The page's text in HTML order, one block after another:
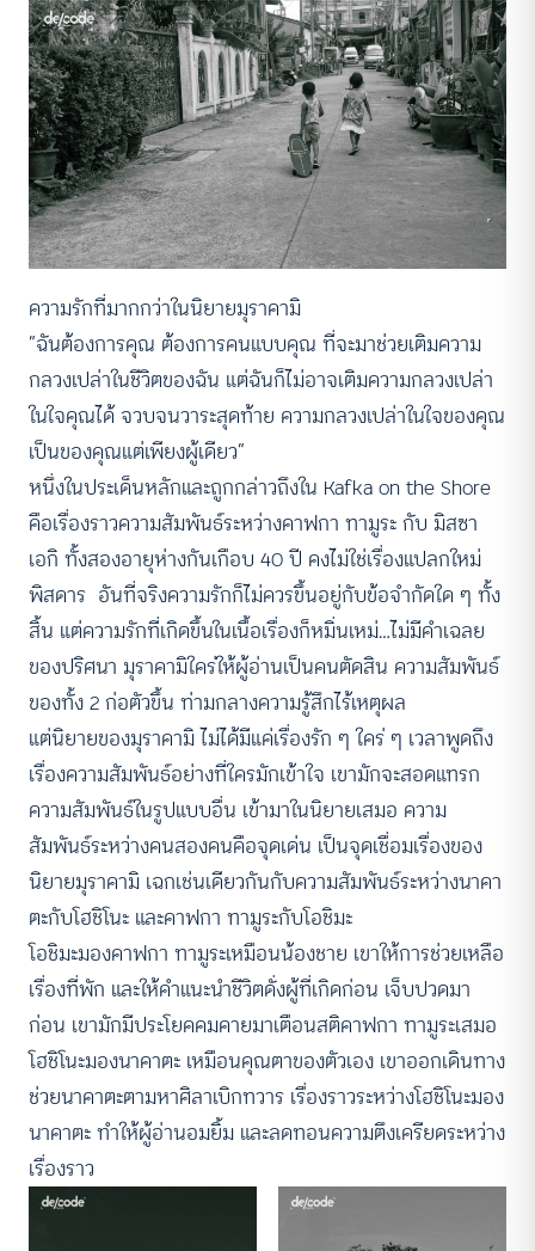
ความรักที่มากกว่าในนิยายมุราคามิ
“ฉันต้องการคุณ ต้องการคนแบบคุณ ที่จะมาช่วยเติมความ
กลวงเปล่าในชีวิตของฉัน แต่ฉันก็ไม่อาจเติมความกลวงเปล่า
ในใจคุณได้ จวบจนวาระสุดท้าย ความกลวงเปล่าในใจของคุณ
เป็นของคุณแต่เพียงผู้เดียว”
หนึ่งในประเด็นหลักและถูกกล่าวถึงใน Kafka on the Shore
คือเรื่องราวความสัมพันธ์ระหว่างคาฟกา ทามูระ กับ มิสซา
เอกิ ทั้งสองอายุห่างกันเกือบ 40 ปี คงไม่ใช่เรื่องแปลกใหม่
พิสดาร อันที่จริงความรักก็ไม่ควรขึ้นอยู่กับข้อจำกัดใด ๆ ทั้ง
สิ้น แต่ความรักที่เกิดขึ้นในเนื้อเรื่องก็หมิ่นเหม่…ไม่มีคำเฉลย
ของปริศนา มุราคามิใคร่ให้ผู้อ่านเป็นคนตัดสิน ความสัมพันธ์
ของทั้ง 2 ก่อตัวขึ้น ท่ามกลางความรู้สึกไร้เหตุผล
แต่นิยายของมุราคามิ ไม่ได้มีแค่เรื่องรัก ๆ ใคร่ ๆ เวลาพูดถึง
เรื่องความสัมพันธ์อย่างที่ใครมักเข้าใจ เขามักจะสอดแทรก
ความสัมพันธ์ในรูปแบบอื่น เข้ามาในนิยายเสมอ ความ
สัมพันธ์ระหว่างคนสองคนคือจุดเด่น เป็นจุดเชื่อมเรื่องของ
นิยายมุราคามิ เฉกเช่นเดียวกันกับความสัมพันธ์ระหว่างนาคา
ตะกับโฮชิโนะ และคาฟกา ทามูระกับโอชิมะ
โอชิมะมองคาฟกา ทามูระเหมือนน้องชาย เขาให้การช่วยเหลือ
เรื่องที่พัก และให้คำแนะนำชีวิตดั่งผู้ที่เกิดก่อน เจ็บปวดมา
ก่อน เขามักมีประโยคคมคายมาเตือนสติคาฟกา ทามูระเสมอ
โฮชิโนะมองนาคาตะ เหมือนคุณตาของตัวเอง เขาออกเดินทาง
ช่วยนาคาตะตามหาศิลาเบิกทวาร เรื่องราวระหว่างโฮชิโนะมอง
นาคาตะ ทำให้ผู้อ่านอมยิ้ม และลดทอนความตึงเครียดระหว่าง
เรื่องราว